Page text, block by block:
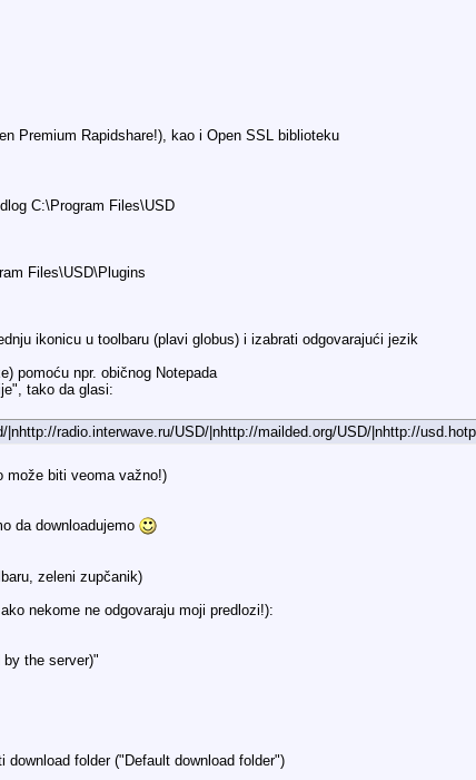
Premium Rapidshare!), kao i Open SSL biblioteku
C:\Program Files\USD
Files\USD\Plugins
ikonicu u toolbaru (plavi globus) i izabrati odgovarajući jezik
pomoću npr. običnog Notepada
tako da glasi:
radio.interwave.ru/USD/|nhttp://mailded.org/USD/|nhttp://
može biti veoma važno!)
da downloadujemo
zeleni zupčanik)
nekome ne odgovaraju moji predlozi!):
the server)"
folder ("Default download folder")